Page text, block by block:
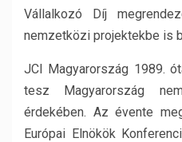
Vállalkozó Díj
nemzetközi projektekbe is
JCI Magyarország 1989.
tesz Magyarország
érdekében. Az évente
Európai Elnökök